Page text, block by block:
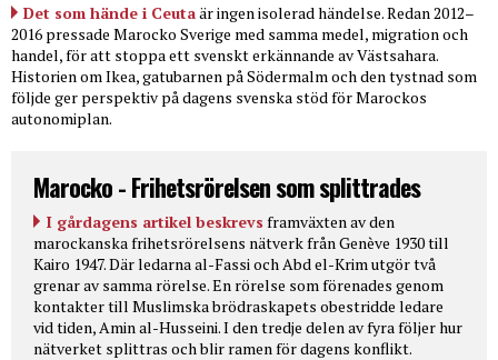
Det som hände i Ceutaär ingen isolerad händelse. Redan 2012–
2016 pressade Marocko Sverige med samma medel, migration och
handel, för att stoppa ett svenskt erkännande av Västsahara.
Historien om Ikea, gatubarnen på Södermalm och den tystnad som
följde ger perspektiv på dagens svenska stöd för Marockos
autonomiplan.
Marocko - Frihetsrörelsen som splittrades
I gårdagens artikel beskrevs framväxten av den
marockanska frihetsrörelsens nätverk från Genève 1930 till
Kairo 1947. Där ledarna al-Fassi och Abd el-Krim utgör två
grenar av samma rörelse. En rörelse som förenades genom
kontakter till Muslimska brödraskapets obestridde ledare
vid tiden, Amin al-Husseini. I den tredje delen av fyra följer hur
nätverket splittras och blir ramen för dagens konflikt.